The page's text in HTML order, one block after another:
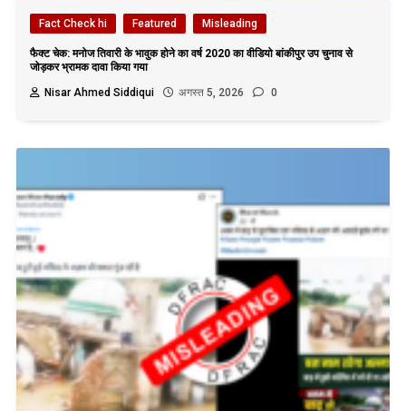
Fact Check hi Featured Misleading
फैक्ट चेक: मनोज तिवारी के भावुक होने का वर्ष 2020 का वीडियो बांकीपुर उप चुनाव से
जोड़कर भ्रामक दावा किया गया
Nisar Ahmed Siddiqui
अगस्त 5, 2026 0